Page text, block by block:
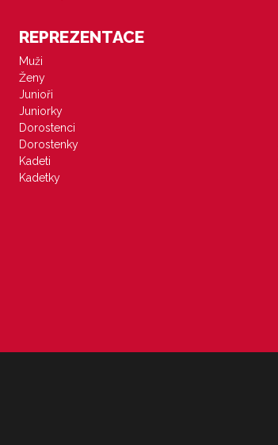
REPREZENTACE
Muži
Ženy
Junioři
Juniorky
Dorostenci
Dorostenky
Kadeti
Kadetky